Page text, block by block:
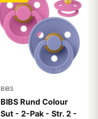
BIBS
BIBS Rund Colour
Sut - 2-Pak - Str. 2 -